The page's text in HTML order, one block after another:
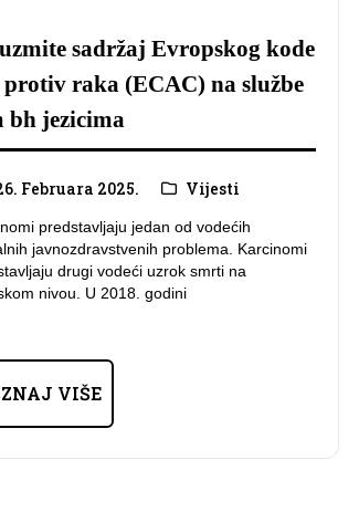
sadržaj Evropskog kode
protiv raka (ECAC) na službe
bh jezicima
Februara 2025. Vijesti
predstavljaju jedan od vodećih
javnozdravstvenih problema. Karcinomi
drugi vodeći uzrok smrti na
nivou. U 2018. godini
VIŠE